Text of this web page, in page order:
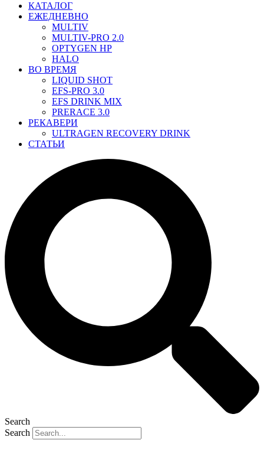
КАТАЛОГ
ЕЖЕДНЕВНО
MULTIV
MULTIV-PRO 2.0
OPTYGEN HP
HALO
ВО ВРЕМЯ
LIQUID SHOT
EFS-PRO 3.0
EFS DRINK MIX
PRERACE 3.0
РЕКАВЕРИ
ULTRAGEN RECOVERY DRINK
СТАТЬИ
Search
Search